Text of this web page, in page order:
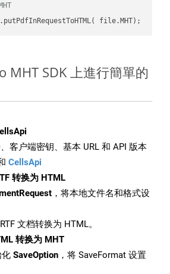
MHT SDK 上進行簡單的
客户端密钥、基本 URL 和 API 版本
CellsApi
转换为 HTML
，将本地文件名和格式设
文档转换为 HTML。
转换为 MHT
化 SaveOption ，将 SaveFormat 设置